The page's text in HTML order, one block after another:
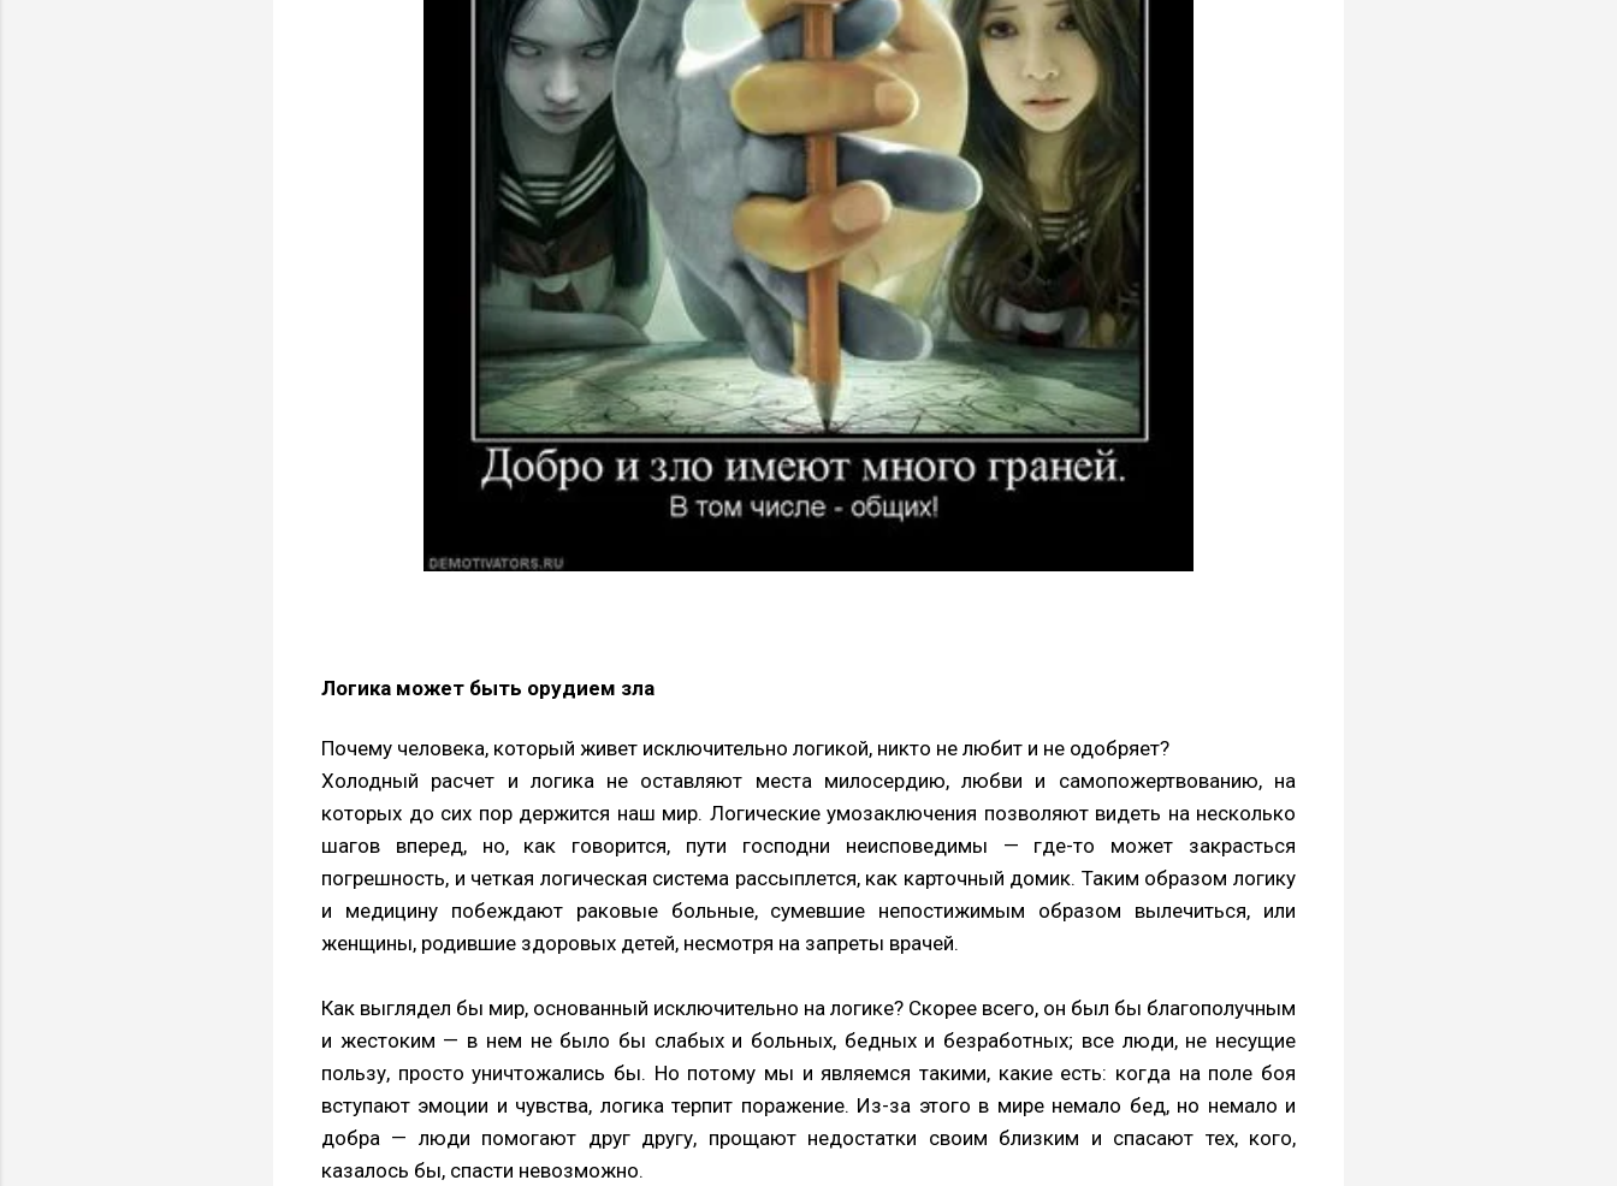
Логика может быть орудием зла
Почему человека, который живет исключительно логикой, никто не любит и не одобряет?
Холодный расчет и логика не оставляют места милосердию, любви и самопожертвованию, на
которых до сих пор держится наш мир. Логические умозаключения позволяют видеть на несколько
шагов вперед, но, как говорится, пути господни неисповедимы — где-то может закрасться
погрешность, и четкая логическая система рассыплется, как карточный домик. Таким образом логику
и медицину побеждают раковые больные, сумевшие непостижимым образом вылечиться, или
женщины, родившие здоровых детей, несмотря на запреты врачей.
Как выглядел бы мир, основанный исключительно на логике? Скорее всего, он был бы благополучным
и жестоким — в нем не было бы слабых и больных, бедных и безработных; все люди, не несущие
пользу, просто уничтожались бы. Но потому мы и являемся такими, какие есть: когда на поле боя
вступают эмоции и чувства, логика терпит поражение. Из-за этого в мире немало бед, но немало и
добра — люди помогают друг другу, прощают недостатки своим близким и спасают тех, кого,
казалось бы, спасти невозможно.